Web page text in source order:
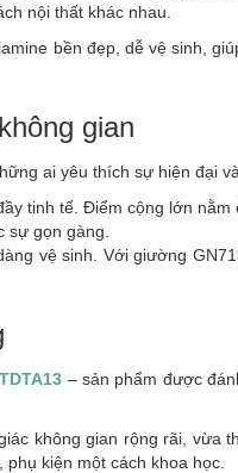
nội thất khác nhau.
bền đẹp, dễ vệ sinh,
gian
ai yêu thích sự hiện đại
tinh tế. Điểm cộng lớn nằm
gọn gàng.
vệ sinh. Với giường
– sản phẩm được
không gian rộng rãi, vừa
kiện một cách khoa học.